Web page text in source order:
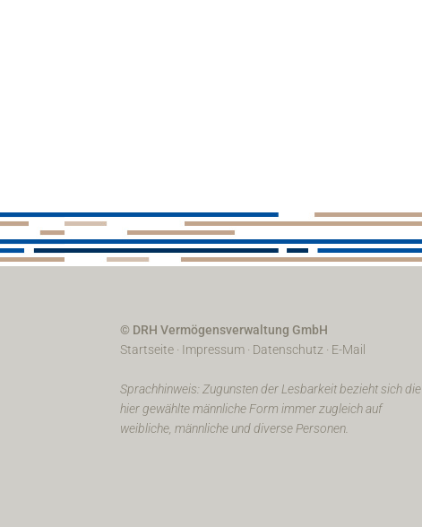
© DRH Vermögensverwaltung GmbH
Startseite · Impressum · Datenschutz · E-Mail
Sprachhinweis: Zugunsten der Lesbarkeit bezieht sich die
hier gewählte männliche Form immer zugleich auf
weibliche, männliche und diverse Personen.